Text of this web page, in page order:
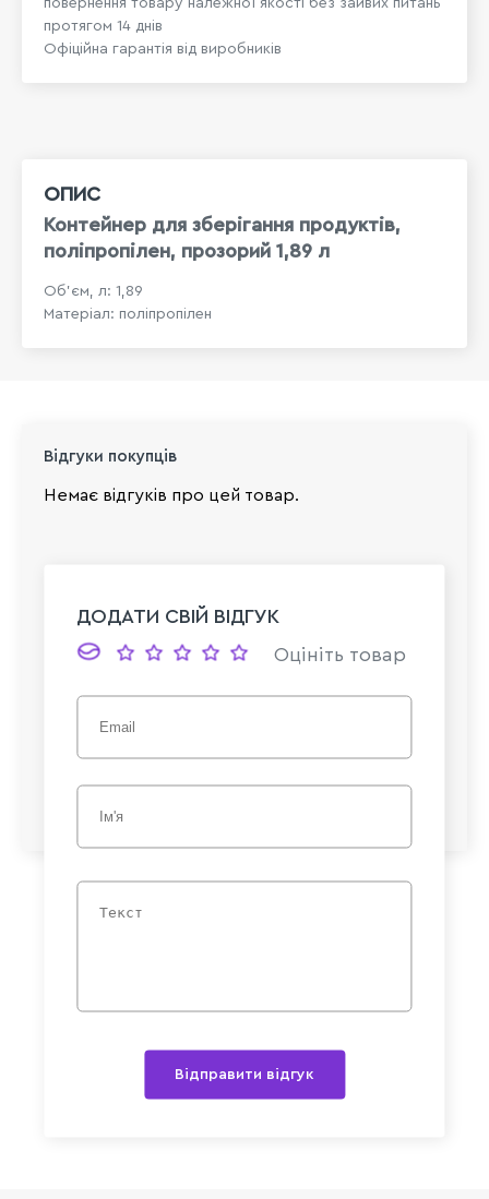
повернення товару належної якості без зайвих питань
протягом 14 днів
Офіційна гарантія від виробників
ОПИС
Контейнер для зберігання продуктів,
поліпропілен, прозорий 1,89 л
Об'єм, л: 1,89
Матеріал: поліпропілен
Відгуки покупців
Немає відгуків про цей товар.
ДОДАТИ СВІЙ ВІДГУК
Оцініть товар
Відправити відгук